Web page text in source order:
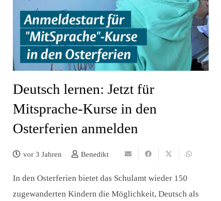
Deutsch lernen: Jetzt für
Mitsprache-Kurse in den
Osterferien anmelden
vor 3 Jahren Benedikt
In den Osterferien bietet das Schulamt wieder 150
zugewanderten Kindern die Möglichkeit, Deutsch als